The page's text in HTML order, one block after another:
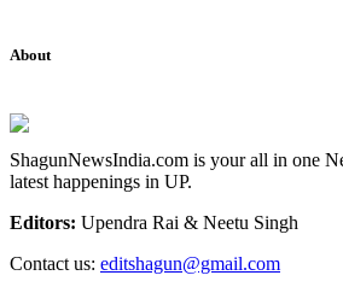
About
ShagunNewsIndia.com is your all in one
latest happenings in UP.
Editors: Upendra Rai & Neetu Singh
Contact us: editshagun@gmail.com